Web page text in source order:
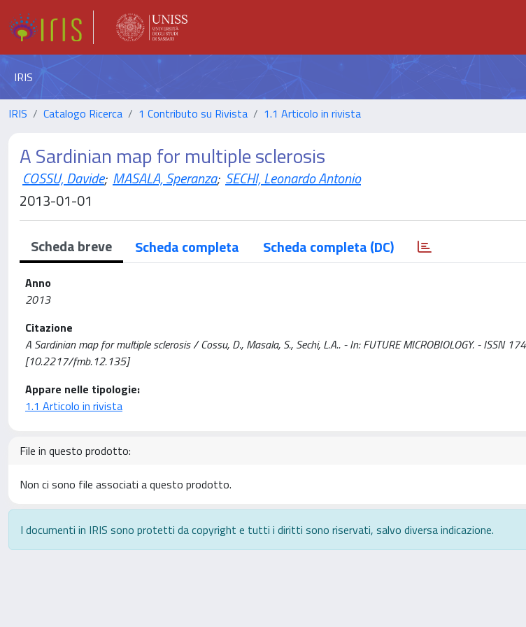
IRIS
IRIS Catalogo Ricerca 1 Contributo su Rivista 1.1 Articolo in rivista
A Sardinian map for multiple sclerosis
COSSU, Davide; MASALA, Speranza; SECHI, Leonardo Antonio
2013-01-01
Scheda breve Scheda completa Scheda completa (DC)
Anno
2013
Citazione
A Sardinian map for multiple sclerosis / Cossu, D., Masala, S., Sechi, L.A.. - In: FUTURE MICROBIOLOGY. - ISSN
[10.2217/fmb.12.135]
Appare nelle tipologie:
1.1 Articolo in rivista
File in questo prodotto:
Non ci sono file associati a questo prodotto.
I documenti in IRIS sono protetti da copyright e tutti i diritti sono riservati, salvo diversa indicazione.